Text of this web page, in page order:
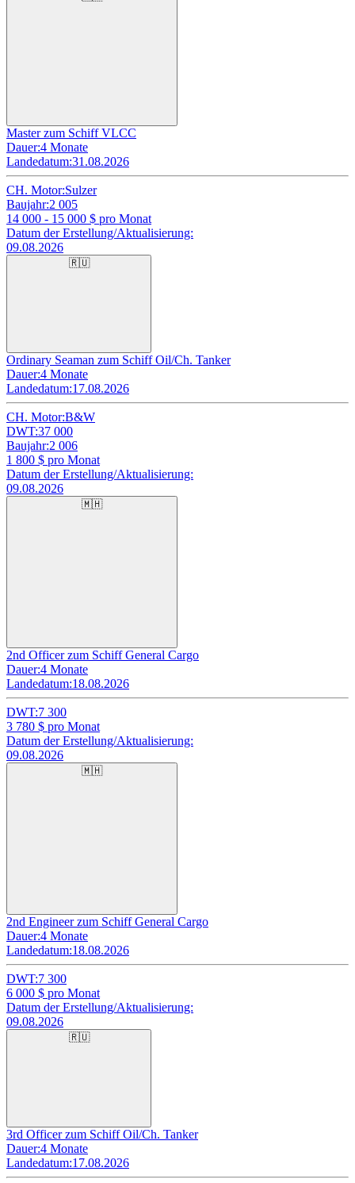
Master zum Schiff VLCC
Dauer:4 Monate
Landedatum:31.08.2026
CH. Motor:Sulzer
Baujahr:2 005
14 000 - 15 000 $ pro Monat
Datum der Erstellung/Aktualisierung:
09.08.2026
🇷🇺
Ordinary Seaman zum Schiff Oil/Ch. Tanker
Dauer:4 Monate
Landedatum:17.08.2026
CH. Motor:B&W
DWT:37 000
Baujahr:2 006
1 800 $ pro Monat
Datum der Erstellung/Aktualisierung:
09.08.2026
🇲🇭
2nd Officer zum Schiff General Cargo
Dauer:4 Monate
Landedatum:18.08.2026
DWT:7 300
3 780 $ pro Monat
Datum der Erstellung/Aktualisierung:
09.08.2026
🇲🇭
2nd Engineer zum Schiff General Cargo
Dauer:4 Monate
Landedatum:18.08.2026
DWT:7 300
6 000 $ pro Monat
Datum der Erstellung/Aktualisierung:
09.08.2026
🇷🇺
3rd Officer zum Schiff Oil/Ch. Tanker
Dauer:4 Monate
Landedatum:17.08.2026